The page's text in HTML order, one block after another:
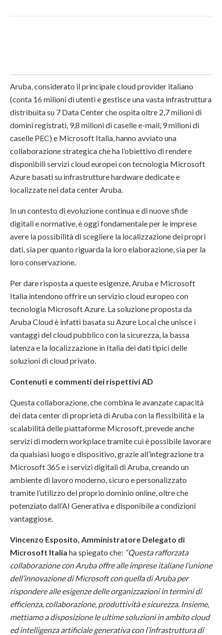
Aruba, considerato il principale cloud provider italiano
(conta 16 milioni di utenti e gestisce una vasta infrastruttura
distribuita su 7 Data Center che ospita oltre 2,7 milioni di
domini registrati, 9,8 milioni di caselle e-mail, 9 milioni di
caselle PEC) e Microsoft Italia, hanno avviato una
collaborazione strategica che ha l’obiettivo di rendere
disponibili servizi cloud europei con tecnologia Microsoft
Azure basati su infrastrutture hardware dedicate e
localizzate nei data center Aruba.
In un contesto di evoluzione continua e di nuove sfide
digitali e normative, è oggi fondamentale per le imprese
avere la possibilità di scegliere la localizzazione dei propri
dati, sia per quanto riguarda la loro elaborazione, sia per la
loro conservazione.
Per dare risposta a queste esigenze, Aruba e Microsoft
Italia intendono offrire un servizio cloud europeo con
tecnologia Microsoft Azure. La soluzione proposta da
Aruba Cloud è infatti basata su Azure Local che unisce i
vantaggi del cloud pubblico con la sicurezza, la bassa
latenza e la localizzazione in Italia dei dati tipici delle
soluzioni di cloud privato.
Contenuti e commenti dei rispettivi AD
Questa collaborazione, che combina le avanzate capacità
dei data center di proprietà di Aruba con la flessibilità e la
scalabilità delle piattaforme Microsoft, prevede anche
servizi di modern workplace tramite cui è possibile lavorare
da qualsiasi luogo e dispositivo, grazie all’integrazione tra
Microsoft 365 e i servizi digitali di Aruba, creando un
ambiente di lavoro moderno, sicuro e personalizzato
tramite l’utilizzo del proprio dominio online, oltre che
potenziato dall’AI Generativa e disponibile a condizioni
vantaggiose.
Vincenzo Esposito, Amministratore Delegato di
Microsoft Italia ha spiegato che: “Questa rafforzata
collaborazione con Aruba offre alle imprese italiane l’unione
dell’innovazione di Microsoft con quella di Aruba per
rispondere alle esigenze delle organizzazioni in termini di
efficienza, collaborazione, produttività e sicurezza. Insieme,
mettiamo a disposizione le ultime soluzioni in ambito cloud
ed intelligenza artificiale generativa con l’infrastruttura di